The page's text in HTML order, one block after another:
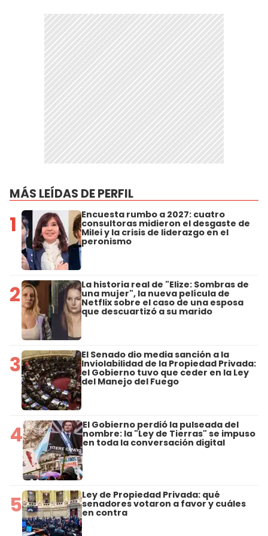
MÁS LEÍDAS DE PERFIL
1 Encuesta rumbo a 2027: cuatro
consultoras midieron el desgaste de
Milei y la crisis de liderazgo en el
peronismo
2 La historia real de "Elize: Sombras de
una mujer", la nueva película de
Netflix sobre el caso de una esposa
que descuartizó a su marido
3 El Senado dio media sanción a la
Inviolabilidad de la Propiedad Privada:
el Gobierno tuvo que ceder en la Ley
del Manejo del Fuego
4 El Gobierno perdió la pulseada del
nombre: la "Ley de Tierras" se impuso
en toda la conversación digital
5 Ley de Propiedad Privada: qué
senadores votaron a favor y cuáles
en contra